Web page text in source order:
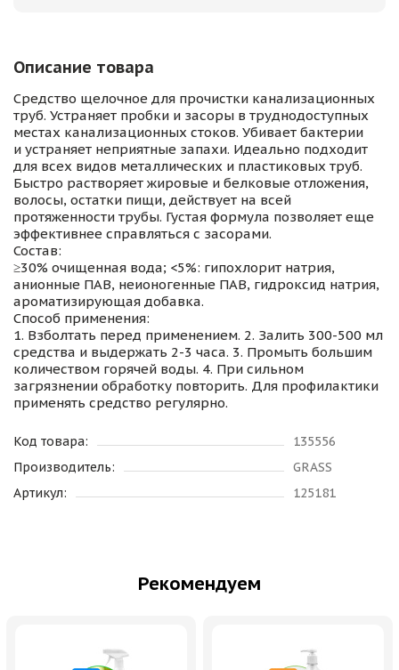
Описание товара
Средство щелочное для прочистки канализационных
труб. Устраняет пробки и засоры в труднодоступных
местах канализационных стоков. Убивает бактерии
и устраняет неприятные запахи. Идеально подходит
для всех видов металлических и пластиковых труб.
Быстро растворяет жировые и белковые отложения,
волосы, остатки пищи, действует на всей
протяженности трубы. Густая формула позволяет еще
эффективнее справляться с засорами.
Состав:
≥30% очищенная вода; <5%: гипохлорит натрия,
анионные ПАВ, неионогенные ПАВ, гидроксид натрия,
ароматизирующая добавка.
Способ применения:
1. Взболтать перед применением. 2. Залить 300-500 мл
средства и выдержать 2-3 часа. 3. Промыть большим
количеством горячей воды. 4. При сильном
загрязнении обработку повторить. Для профилактики
применять средство регулярно.
Код товара:
135556
Производитель:
GRASS
Артикул:
125181
Рекомендуем